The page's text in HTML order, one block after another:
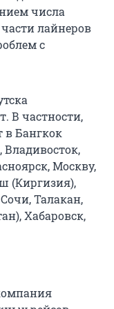
числа
лайнеров
с
В частности,
в Бангкок
Владивосток,
Москву,
(Киргизия),
Талакан,
Хабаровск,